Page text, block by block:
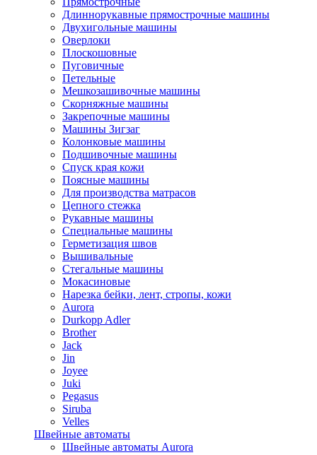
Длиннорукавные прямострочные машины
Двухигольные машины
Оверлоки
Плоскошовные
Пуговичные
Петельные
Мешкозашивочные машины
Скорняжные машины
Закрепочные машины
Машины Зигзаг
Колонковые машины
Подшивочные машины
Спуск края кожи
Поясные машины
Для производства матрасов
Цепного стежка
Рукавные машины
Специальные машины
Герметизация швов
Вышивальные
Стегальные машины
Мокасиновые
Нарезка бейки, лент, стропы, кожи
Aurora
Durkopp Adler
Brother
Jack
Jin
Joyee
Juki
Pegasus
Siruba
Velles
Швейные автоматы
Швейные автоматы Aurora